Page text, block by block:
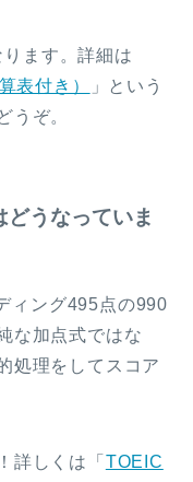
ます。詳細は
表付き）
」という
うぞ。
うなっていま
ィング495点の990
な加点式ではな
処理をしてスコア
詳しくは「 TOEIC